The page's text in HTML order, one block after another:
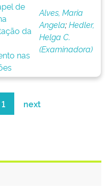
de
da
nas
Alves, Maria
Angela;Hedler,
Helga C.
(Examinadora)
1 next